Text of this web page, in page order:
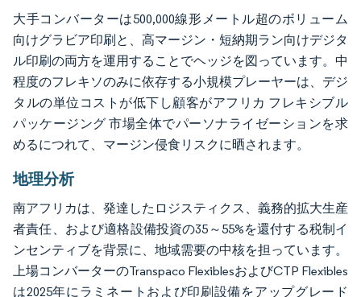
大手コンバーターは500,000線形メートル超のボリューム
向けグラビア印刷と、高マージン・短納期ラン向けデジタ
ル印刷の両方を運用することでヘッジを図っています。中
程度のフレキソのみに依存する小規模プレーヤーは、デジ
タルの単位コストが低下し顧客がアフリカ フレキシブル
パッケージング 市場全体でパーソナライゼーションを求
めるにつれて、マージン侵食リスクに晒されます。
地理分析
南アフリカは、発達したロジスティクス、義務的拡大生産
者責任、および適格設備投資の35～55%を還付する税制イ
ンセンティブを背景に、地域需要の中核を担っています。
上場コンバーターのTranspaco FlexiblesおよびCTP Flexibles
は2025年にラミネートおよび印刷設備をアップグレード